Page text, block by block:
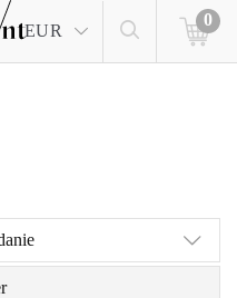
EUR
0